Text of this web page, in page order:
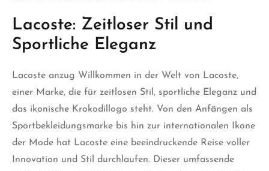
Lacoste: Zeitloser Stil und
Sportliche Eleganz
Lacoste anzug Willkommen in der Welt von Lacoste,
einer Marke, die für zeitlosen Stil, sportliche Eleganz und
das ikonische Krokodillogo steht. Von den Anfängen als
Sportbekleidungsmarke bis hin zur internationalen Ikone
der Mode hat Lacoste eine beeindruckende Reise voller
Innovation und Stil durchlaufen. Dieser umfassende